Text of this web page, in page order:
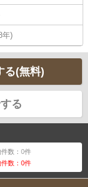
年)
る(無料)
る
件数：0件
件数：0件